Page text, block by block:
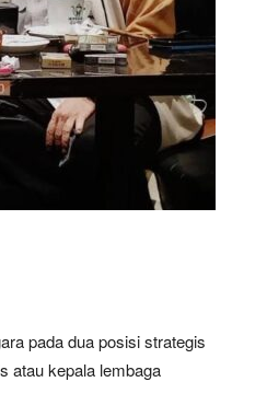
pada dua posisi strategis
atau kepala lembaga